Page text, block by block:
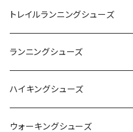
YONEX（ヨネックス）
adidas（アディダス）
SAYSKY（セイスカイ）
NISHI（ニシ）
トレイルランニングシューズ
On
VIKING
asics
ランニングシューズ
On
adidas
ハイキングシューズ
On
ウォーキングシューズ